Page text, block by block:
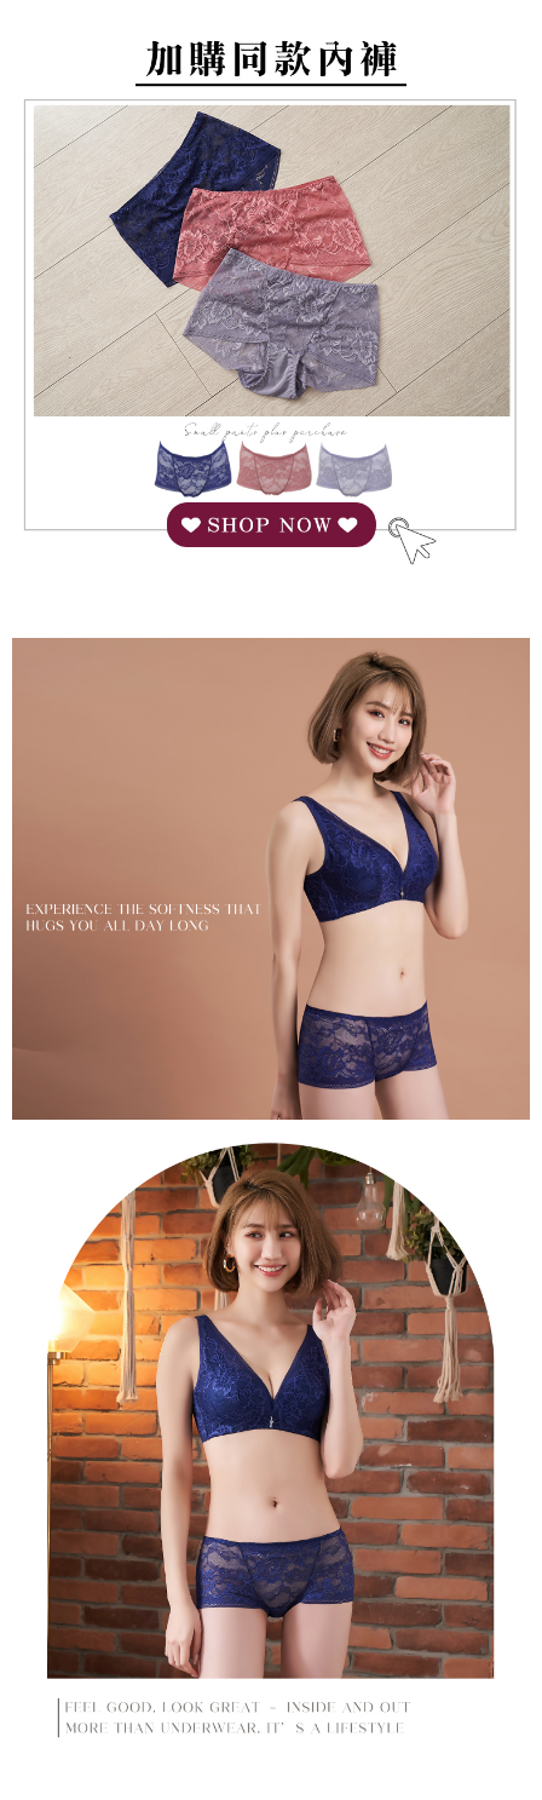
perjanjian menggunakan sistem bil Syarikat.
Untuk memenuhi hubungan kontrak yang terjalin melalui persetujuan
penggunaan OP Pay Later, peniaga akan memberikan maklumat peribadi
anda (termasuk nama, nombor telefon, atau alamat) kepada Syarikat bagi
tujuan pengumpulan, pemprosesan dan penggunaan data yang
diperlukan untuk pengebilan ansuran, termasuk pengesahan,
pengesahan semula dan pembetulan.
Untuk terma perkhidmatan penuh, sila rujuk pautan berikut:
https://oppay.tw/userRule" target="_blank" class="link revert-
style">https://oppay.tw/userRule
【Panduan Penggunaan Pembayaran Ansuran Gogo】
1. Perkhidmatan ini disediakan oleh Taiwan Mobile, pengguna telefon
mudah alih boleh segera menggunakan tanpa perlu memohon lagi.
(Hanya untuk nombor langganan peribadi, tidak terbuka untuk syarikat
dan kad prabayar)
2. Pilihan kaedah pembayaran "Pembayaran Ansuran Gogo", selepas
pesanan ditubuhkan, akan secara automatik dialihkan ke proses
transaksi Gogo, selepas pengesahan nombor telefon, pilih bilangan
ansuran yang diingini, tarikh akhir pembayaran, dan setelah
mengesahkan pembayaran, transaksi akan selesai.
3. Jumlah kelulusan sebenar, bilangan ansuran dan jumlah bayaran
adalah berdasarkan halaman pengesahan transaksi seterusnya.
semakan khusus" yang tidak lulus, ini menunjukkan bahawa sistem
penilaian tidak mencukupi, tiada penjelasan mengenai kandungan
1. Pembayaran ansuran tidak digabungkan dalam bil telekomunikasi,
"Pembayaran Ansuran Gogo" akan menghantar SMS peringatan
pembayaran selepas tarikh penyelesaian bulanan.
2. Melalui pautan SMS untuk membuka bil, anda boleh memilih untuk
membayar melalui "Kod bar kedai serbaneka / Kedai rasmi Taiwan
Mobile / Pemindahan bank / Pembayaran J街口 / iPASS MONEY" dan
1. Perkhidmatan ini disediakan oleh "Taiwan Mobile Co., Ltd." untuk
membolehkan pengguna membeli produk atau perkhidmatan melalui
perkhidmatan ini semasa transaksi, dan kedai akan menyerahkan hak
tuntutan harga jual/beli ansuran kepada syarikat ini untuk membayar bil
2. Berdasarkan tujuan kontrak persetujuan pembayaran menggunakan
"Pembayaran Ansuran Gogo", kedai akan memberikan maklumat peribadi
anda (termasuk nama, telefon atau alamat) kepada Taiwan Mobile untuk
semakan dan pembetulan data yang diperlukan untuk bil ansuran oleh
3. Sila baca syarat perkhidmatan pengguna secara lengkap melalui
pautan berikut: https://oppay.tw/userRule
Taiwan, Inc. dan AFTEE akan membuat bil kepada pengguna. AFTEE
akan menggunakan data peribadi yang dikumpul (termasuk nama
pembeli, no. telefon, nama penerima, no. telefon, alamat penerima) untuk
penggunaan perkhidmatan. Sila rujuk kepada "Penyata Pengumpulan
Data Peribadi, Pemprosesan, Penggunaan"
(https://aftee.tw/privacypolicy/) untuk maklumat lanjut.
Jumlah yang diperakui untuk pengguna kali pertama yang lulus
kelulusan boleh sehingga NT$10,000. Jika pengguna tidak membuat
pembayaran dalam tempoh tersebut, yuran pembayaran lewat sebanyak
20% setahun akan dikenakan. Pengguna bawah umur dikehendaki
mendapatkan kebenaran daripada ibu bapa atau penjaga yang sah
untuk menggunakan AFTEE.
Sila hubungi NP Taiwan Inc. dics_tw@netprotections.co.jpjika anda
mempunyai sebarang kebimbangan mengenai pemprosesan dan
penggunaan pada data peribadi. Jika anda tidak bersetuju dengan data
peribadi yang disenaraikan seperti di atas akan dikumpul dan digunakan
oleh AFTEE, sila jangan gunakan perkhidmatan ini.
NT$80/pesanan | Penghantaran percuma untuk pesanan
NT$799 atau lebih
7-11取貨(快速到店)
NT$90/pesanan
宅配/離島不配送
NT$80/pesanan | Penghantaran percuma untuk pesanan
NT$890 atau lebih
黑貓貨到付款
NT$120/pesanan
國家/地區配送 Kadar Penghantaran